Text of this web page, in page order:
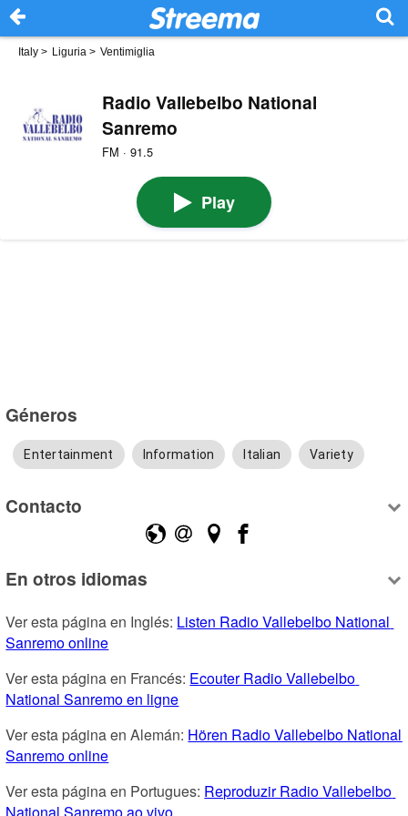
Italy > Liguria > Ventimiglia
Radio Vallebelbo National
Sanremo
FM · 91.5
Play
Géneros
Entertainment Information Italian Variety
Contacto
En otros idiomas
Ver esta página en Inglés: Listen Radio Vallebelbo National
Sanremo online
Ver esta página en Francés: Ecouter Radio Vallebelbo
National Sanremo en ligne
Ver esta página en Alemán: Hören Radio Vallebelbo National
Sanremo online
Ver esta página en Portugues: Reproduzir Radio Vallebelbo
National Sanremo ao vivo